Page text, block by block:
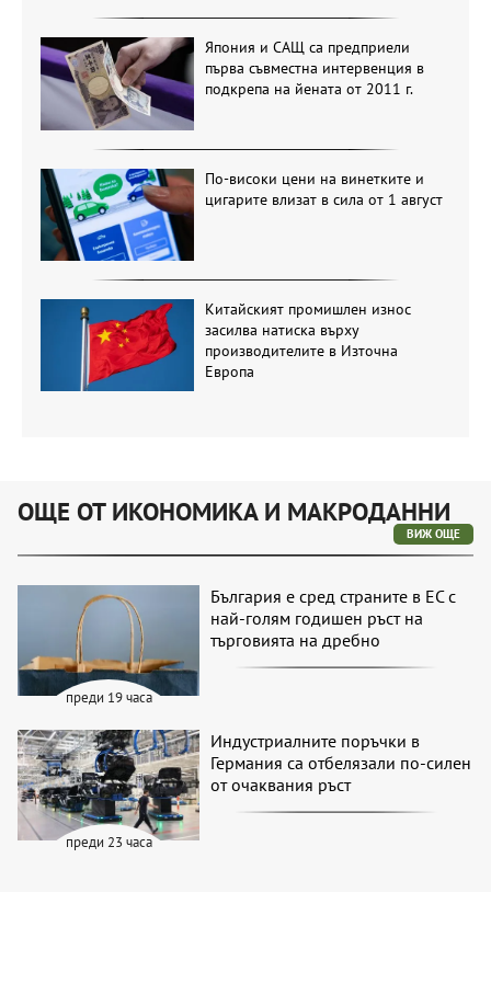
Япония и САЩ са предприели
първа съвместна интервенция в
подкрепа на йената от 2011 г.
По-високи цени на винетките и
цигарите влизат в сила от 1 август
Китайският промишлен износ
засилва натиска върху
производителите в Източна
Европа
ОЩЕ ОТ ИКОНОМИКА И МАКРОДАННИ
ВИЖ ОЩЕ
преди 19 часа
България е сред страните в ЕС с
най-голям годишен ръст на
търговията на дребно
преди 23 часа
Индустриалните поръчки в
Германия са отбелязали по-силен
от очаквания ръст